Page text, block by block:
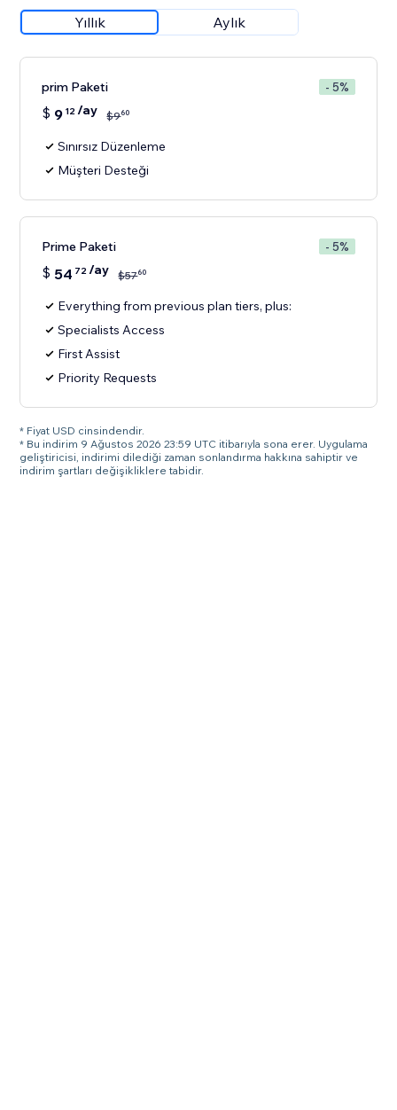
Yıllık Aylık
prim Paketi - 5%
$ 9 12/ay $960
Sınırsız Düzenleme
Müşteri Desteği
Prime Paketi - 5%
$ 54 72/ay $5760
Everything from previous plan tiers, plus:
Specialists Access
First Assist
Priority Requests
* Fiyat USD cinsindendir.
* Bu indirim 9 Ağustos 2026 23:59 UTC itibarıyla sona erer. Uygulama
geliştiricisi, indirimi dilediği zaman sonlandırma hakkına sahiptir ve
indirim şartları değişikliklere tabidir.